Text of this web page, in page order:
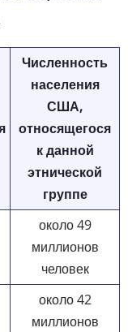
Численность
населения
США,
относящегося
к данной
этнической
группе
около 49
миллионов
человек
около 42
миллионов